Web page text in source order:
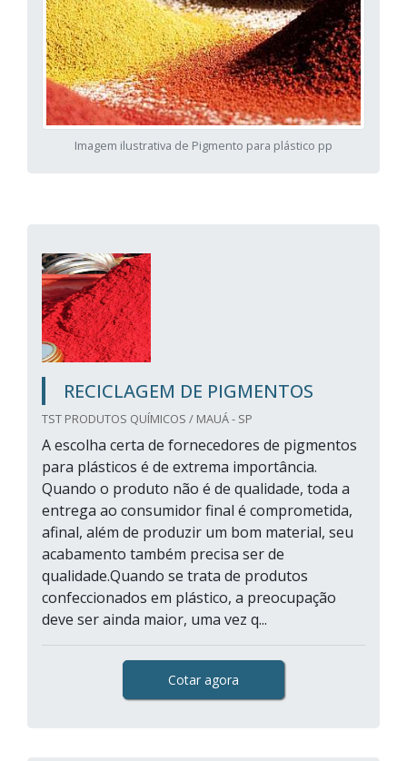
Imagem ilustrativa de Pigmento para plástico pp
RECICLAGEM DE PIGMENTOS
TST PRODUTOS QUÍMICOS / MAUÁ - SP
A escolha certa de fornecedores de pigmentos
para plásticos é de extrema importância.
Quando o produto não é de qualidade, toda a
entrega ao consumidor final é comprometida,
afinal, além de produzir um bom material, seu
acabamento também precisa ser de
qualidade.Quando se trata de produtos
confeccionados em plástico, a preocupação
deve ser ainda maior, uma vez q...
Cotar agora